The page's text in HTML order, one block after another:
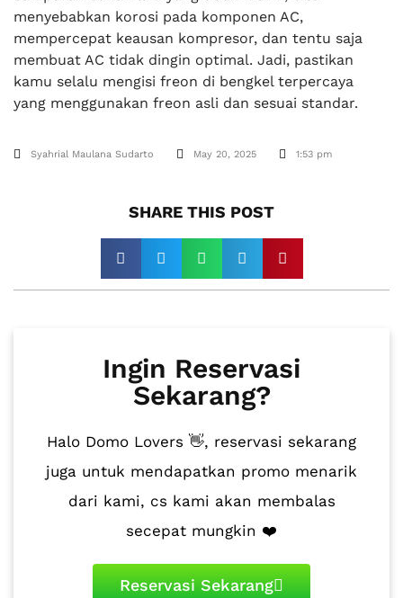
menyebabkan korosi pada komponen AC,
mempercepat keausan kompresor, dan tentu saja
membuat AC tidak dingin optimal. Jadi, pastikan
kamu selalu mengisi freon di bengkel terpercaya
yang menggunakan freon asli dan sesuai standar.
Syahrial Maulana Sudarto May 20, 2025 1:53 pm
SHARE THIS POST​
Ingin Reservasi
Sekarang?
Halo Domo Lovers 👋, reservasi sekarang
juga untuk mendapatkan promo menarik
dari kami, cs kami akan membalas
secepat mungkin ❤️
Reservasi Sekarang